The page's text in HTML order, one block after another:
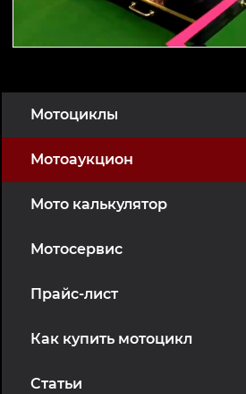
Мотоциклы
Мотоаукцион
Мото калькулятор
Мотосервис
Прайс-лист
Как купить мотоцикл
Статьи